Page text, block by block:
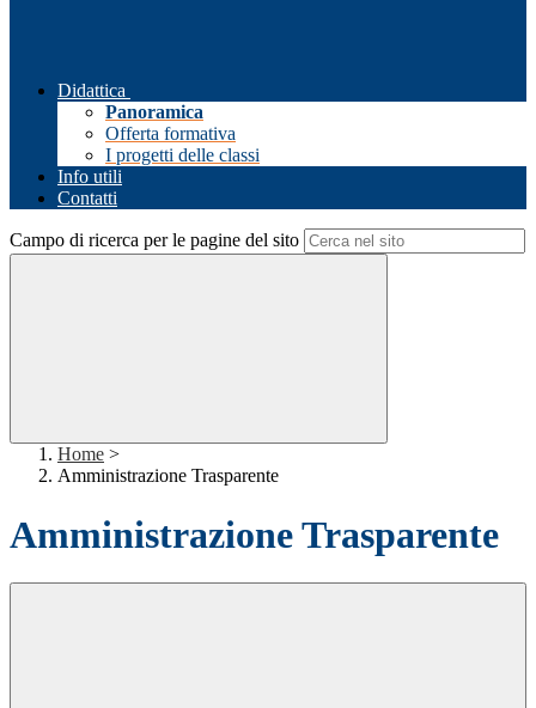
Didattica
Panoramica
Offerta formativa
I progetti delle classi
Info utili
Contatti
Campo di ricerca per le pagine del sito
Home >
Amministrazione Trasparente
Amministrazione Trasparente